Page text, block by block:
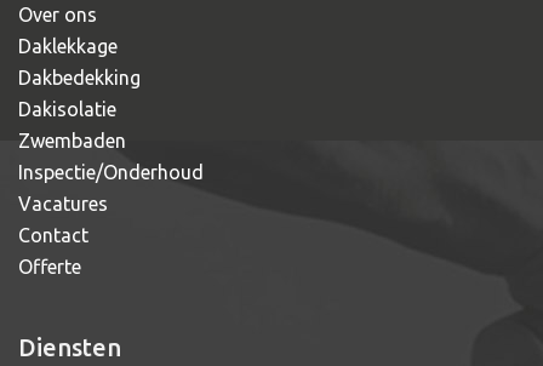
Over ons
Daklekkage
Dakbedekking
Dakisolatie
Zwembaden
Inspectie/Onderhoud
Vacatures
Contact
Offerte
Diensten